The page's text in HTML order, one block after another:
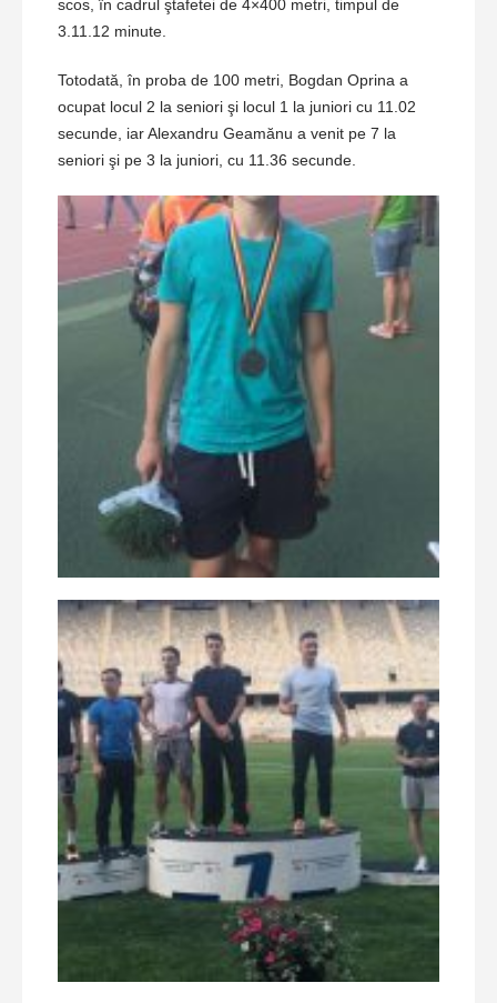
scos, în cadrul ştafetei de 4×400 metri, timpul de
3.11.12 minute.
Totodată, în proba de 100 metri, Bogdan Oprina a
ocupat locul 2 la seniori şi locul 1 la juniori cu 11.02
secunde, iar Alexandru Geamănu a venit pe 7 la
seniori şi pe 3 la juniori, cu 11.36 secunde.